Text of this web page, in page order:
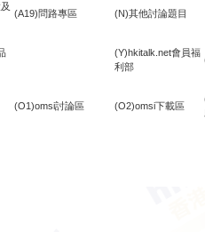
(A19)問路專區 (N)其他討論題目
(Y)hkitalk.net會員福
利部
(O1)omsi討論區 (O2)omsi下載區